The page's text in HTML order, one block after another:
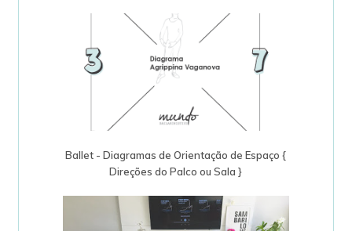
Ballet - Diagramas de Orientação de Espaço {
Direções do Palco ou Sala }